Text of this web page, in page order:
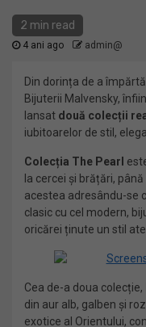
2 min read
4 ani ago admin@
Din dorința de a
Bijuterii Malvensky,
lansat două colecții
iubitoarelor de stil,
Colecția The Pearl
la cercei și brățări,
acestea adresându-se
clasic cu cel modern,
oricărei ținute un stil
Cea de-a doua colecție,
din aur alb, galben și
exotice al Orientului,